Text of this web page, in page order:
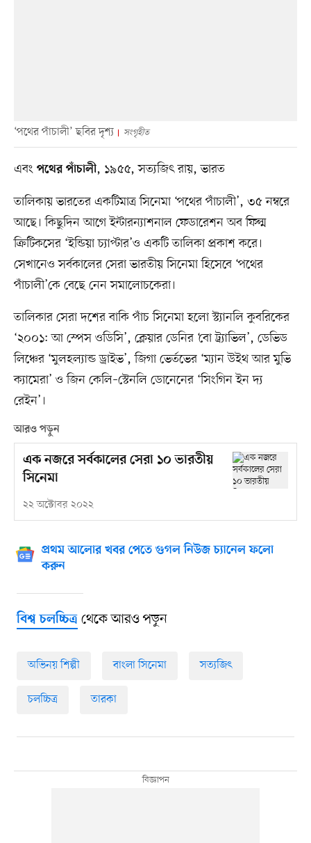
‘পথের পাঁচালী’ ছবির দৃশ্য সংগৃহীত
এবং পথের পাঁচালী, ১৯৫৫, সত্যজিৎ রায়, ভারত
তালিকায় ভারতের একটিমাত্র সিনেমা ‘পথের পাঁচালী’, ৩৫ নম্বরে
আছে। কিছুদিন আগে ইন্টারন্যাশনাল ফেডারেশন অব ফিল্ম
ক্রিটিকসের ‘ইন্ডিয়া চ্যাপ্টার’ও একটি তালিকা প্রকাশ করে।
সেখানেও সর্বকালের সেরা ভারতীয় সিনেমা হিসেবে ‘পথের
পাঁচালী’কে বেছে নেন সমালোচকেরা।
তালিকার সেরা দশের বাকি পাঁচ সিনেমা হলো স্ট্যানলি কুবরিকের
‘২০০১: আ স্পেস ওডিসি’, ক্লেয়ার ডেনির ‘বো ট্র্যাভিল’, ডেভিড
লিঞ্চের ‘মুলহল্যান্ড ড্রাইভ’, জিগা ভের্তভের ‘ম্যান উইথ আর মুভি
ক্যামেরা’ ও জিন কেলি–স্টেনলি ডোনেনের ‘সিংগিন ইন দ্য
রেইন’।
আরও পড়ুন
এক নজরে সর্বকালের সেরা ১০ ভারতীয়
সিনেমা
২২ অক্টোবর ২০২২
প্রথম আলোর খবর পেতে গুগল নিউজ চ্যানেল ফলো
করুন
বিশ্ব চলচ্চিত্রথেকে আরও পড়ুন
অভিনয় শিল্পী বাংলা সিনেমা সত্যজিৎ
চলচ্চিত্র তারকা